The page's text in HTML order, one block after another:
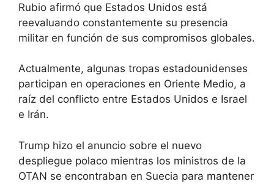
Rubio afirmó que Estados Unidos está
reevaluando constantemente su presencia
militar en función de sus compromisos globales.
Actualmente, algunas tropas estadounidenses
participan en operaciones en Oriente Medio, a
raíz del conflicto entre Estados Unidos e Israel
e Irán.
Trump hizo el anuncio sobre el nuevo
despliegue polaco mientras los ministros de la
OTAN se encontraban en Suecia para mantener